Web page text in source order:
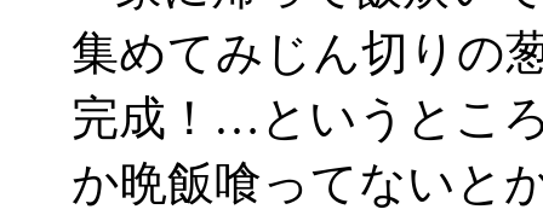
集めてみじん切りの
完成！…というとこ
か晩飯喰ってないと